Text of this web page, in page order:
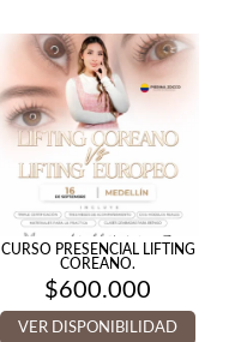
CURSO PRESENCIAL LIFTING
COREANO.
$600.000
VER DISPONIBILIDAD